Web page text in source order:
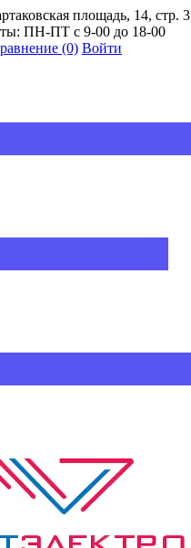
площадь, 14, стр. 3
ПН-ПТ с 9-00 до 18-00
(0) Войти